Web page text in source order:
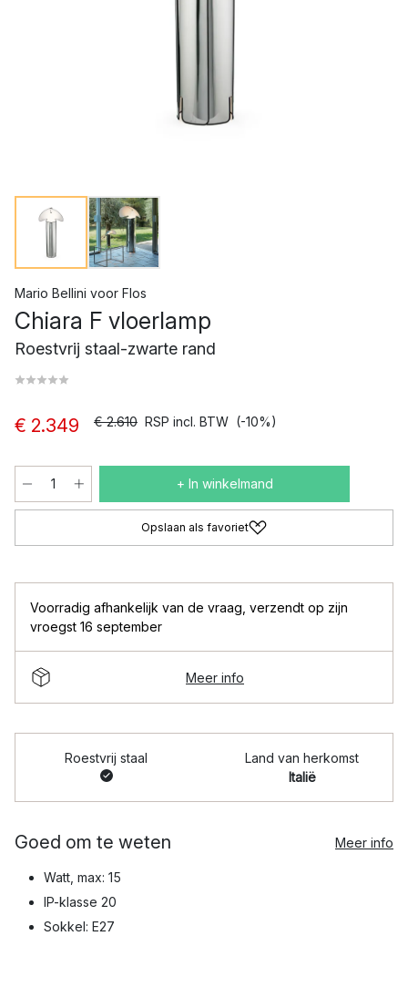
Mario Bellini voor Flos
Chiara F vloerlamp
Roestvrij staal-zwarte rand
€ 2.349 € 2.610 RSP incl. BTW (-10%)
+ In winkelmand
Opslaan als favoriet
Voorradig afhankelijk van de vraag verzendt op zijn
vroegst 16 september
Meer info
Roestvrij staal
Land van herkomst
Italië
Goed om te weten Meer info
Watt, max: 15
IP-klasse 20
Sokkel: E27